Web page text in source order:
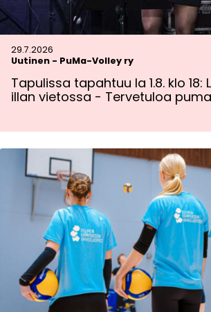
29.7.2026
Uutinen - PuMa-Volley ry
Tapulissa tapahtuu la 1.8. klo 18:
illan vietossa - Tervetuloa